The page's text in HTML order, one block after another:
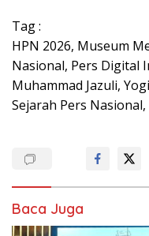
Tag :
HPN 2026, Museum
Nasional, Pers Digital
Muhammad Jazuli,
Sejarah Pers
Baca Juga